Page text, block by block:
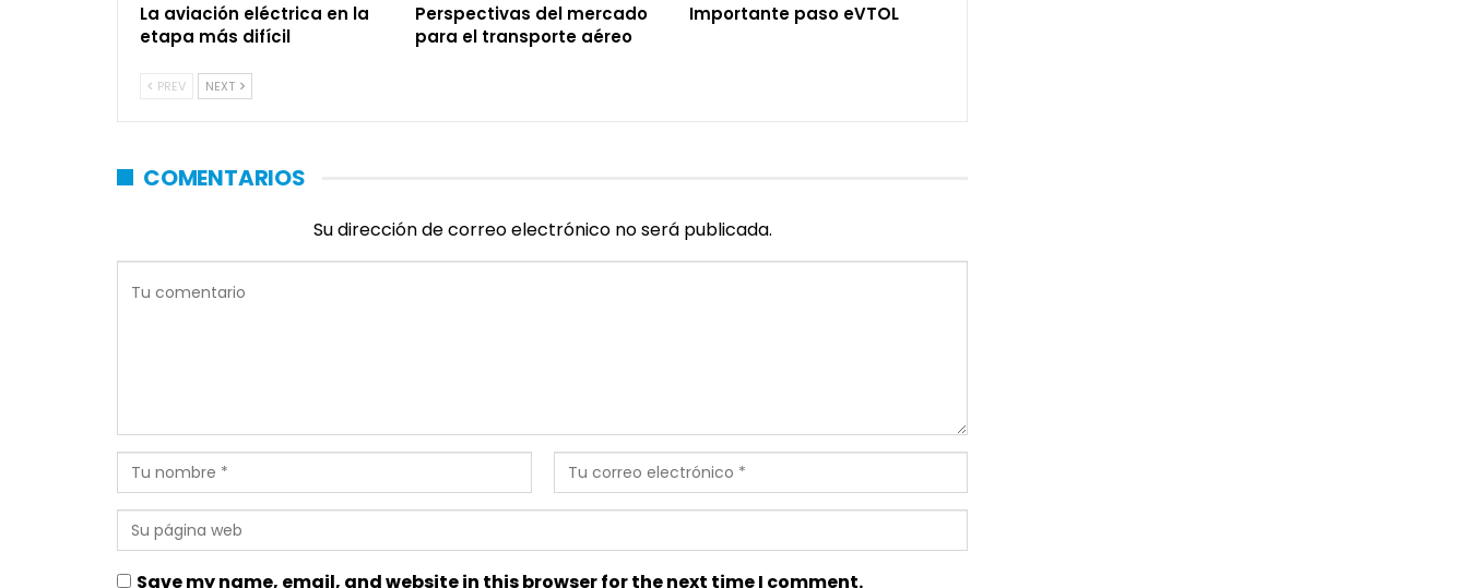
La aviación eléctrica en la
etapa más difícil
Perspectivas del mercado
para el transporte aéreo
Importante paso eVTOL
PREV NEXT
COMENTARIOS
Su dirección de correo electrónico no será publicada.
Save my name, email, and website in this browser for the next time I comment.